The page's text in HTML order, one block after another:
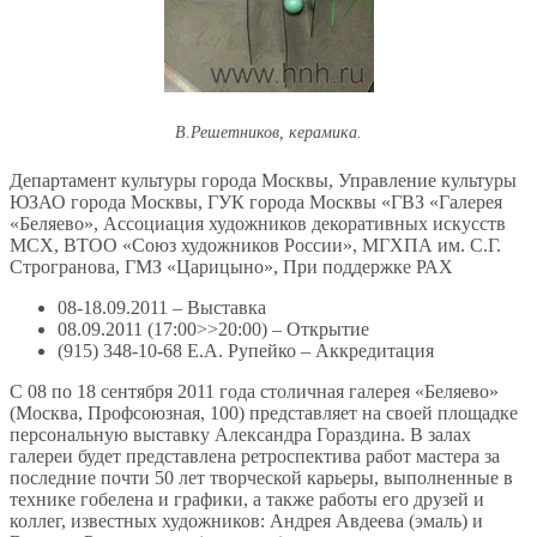
В.Решетников, керамика.
Департамент культуры города Москвы, Управление культуры
ЮЗАО города Москвы, ГУК города Москвы «ГВЗ «Галерея
«Беляево», Ассоциация художников декоративных искусств
МСХ, ВТОО «Союз художников России», МГХПА им. С.Г.
Строгранова, ГМЗ «Царицыно», При поддержке РАХ
08-18.09.2011 – Выставка
08.09.2011 (17:00>>20:00) – Открытие
(915) 348-10-68 Е.А. Рупейко – Аккредитация
С 08 по 18 сентября 2011 года столичная галерея «Беляево»
(Москва, Профсоюзная, 100) представляет на своей площадке
персональную выставку Александра Гораздина. В залах
галереи будет представлена ретроспектива работ мастера за
последние почти 50 лет творческой карьеры, выполненные в
технике гобелена и графики, а также работы его друзей и
коллег, известных художников: Андрея Авдеева (эмаль) и